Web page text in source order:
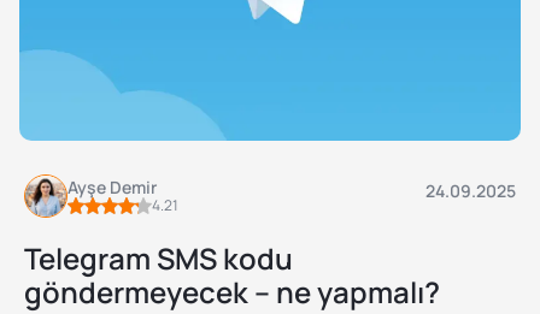
Ayşe Demir
4.21
24.09.2025
Telegram SMS kodu
göndermeyecek – ne yapmalı?